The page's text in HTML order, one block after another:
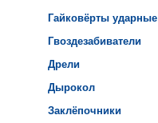
Гайковёрты ударные
Гвоздезабиватели
Дрели
Дырокол
Заклёпочники